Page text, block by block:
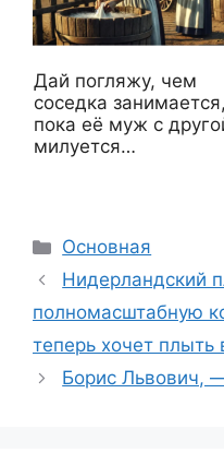
Дай погляжу, чем
соседка занимается,
пока её муж с
милуется…
Рубрики
Основная
Нидерландский
полномасштабную
теперь хочет плыть
Борис Львович,